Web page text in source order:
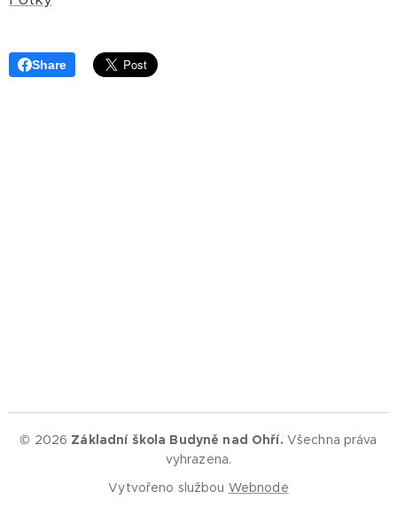
Share
© 2026 Základní škola Budyně nad Ohří. Všechna práva
vyhrazena.
Vytvořeno službou Webnode